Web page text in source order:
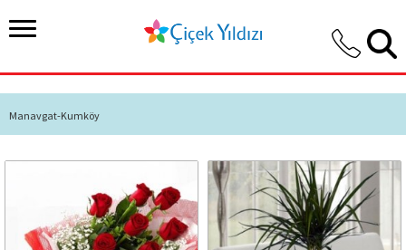
Manavgat-Kumköy